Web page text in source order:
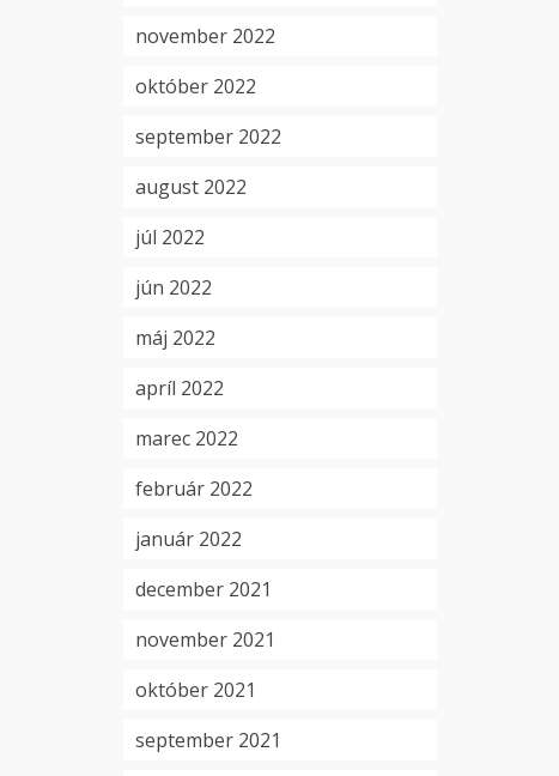
november 2022
október 2022
september 2022
august 2022
júl 2022
jún 2022
máj 2022
apríl 2022
marec 2022
február 2022
január 2022
december 2021
november 2021
október 2021
september 2021